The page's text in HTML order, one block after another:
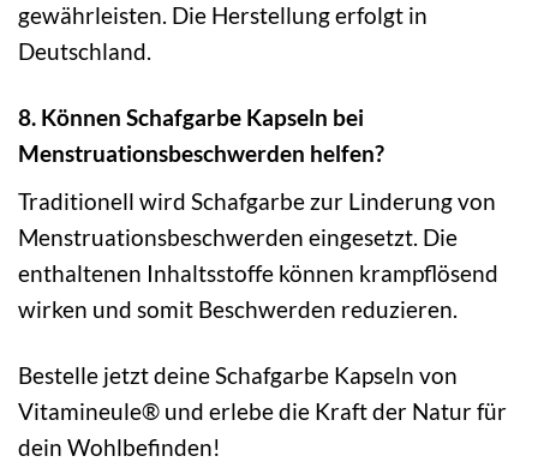
gewährleisten. Die Herstellung erfolgt in
Deutschland.
8. Können Schafgarbe Kapseln bei
Menstruationsbeschwerden helfen?
Traditionell wird Schafgarbe zur Linderung von
Menstruationsbeschwerden eingesetzt. Die
enthaltenen Inhaltsstoffe können krampflösend
wirken und somit Beschwerden reduzieren.
Bestelle jetzt deine Schafgarbe Kapseln von
Vitamineule® und erlebe die Kraft der Natur für
dein Wohlbefinden!